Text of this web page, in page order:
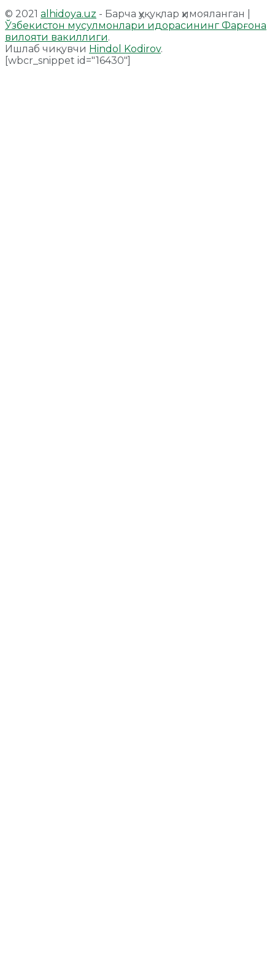
© 2021 alhidoya.uz - Барча ҳуқуқлар ҳимояланган |
Ўзбекистон мусулмонлари идорасининг Фарғона
вилояти вакиллиги.
Ишлаб чиқувчи Hindol Kodirov.
[wbcr_snippet id="16430"]